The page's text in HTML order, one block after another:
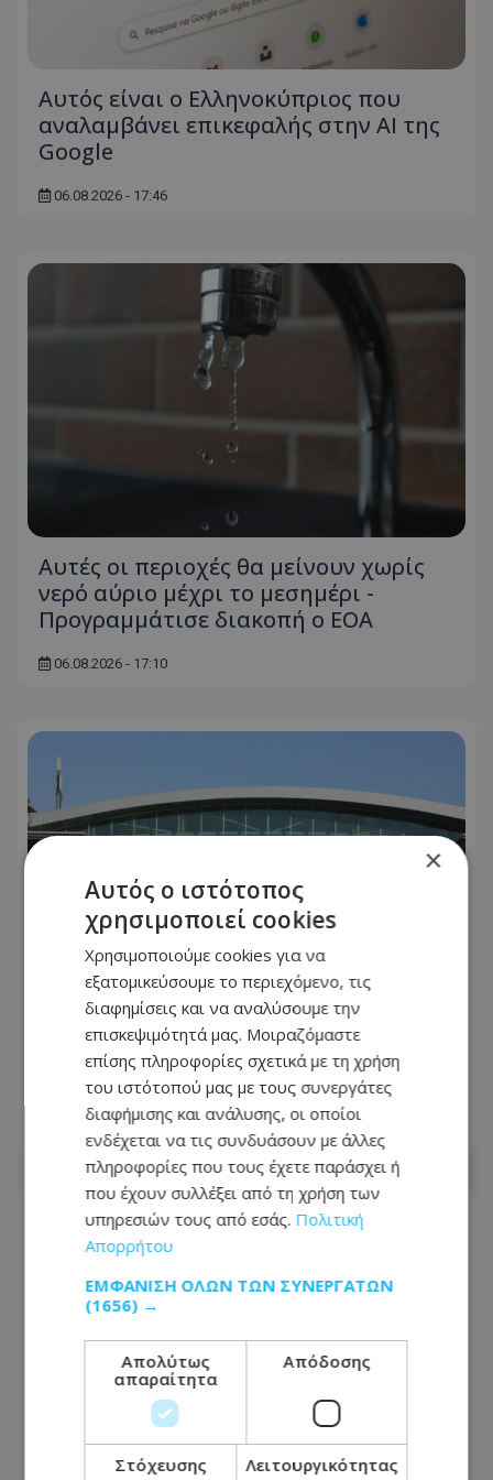
Αυτός είναι ο Ελληνοκύπριος που
αναλαμβάνει επικεφαλής στην ΑΙ της
Google
06.08.2026 - 17:46
Αυτές οι περιοχές θα μείνουν χωρίς
νερό αύριο μέχρι το μεσημέρι -
Προγραμμάτισε διακοπή ο ΕΟΑ
06.08.2026 - 17:10
Τέλος στην ταλαιπωρία: Ανοίγει ξανά
η οδική πρόσβαση στις αφίξεις του
Αεροδρομίου Λάρνακας
06.08.2026 - 17:01
×
Αυτός ο ιστότοπος
χρησιμοποιεί cookies
Χρησιμοποιούμε cookies για να
εξατομικεύσουμε το περιεχόμενο, τις
διαφημίσεις και να αναλύσουμε την
επισκεψιμότητά μας. Μοιραζόμαστε
επίσης πληροφορίες σχετικά με τη χρήση
του ιστότοπού μας με τους συνεργάτες
διαφήμισης και ανάλυσης, οι οποίοι
ενδέχεται να τις συνδυάσουν με άλλες
πληροφορίες που τους έχετε παράσχει ή
που έχουν συλλέξει από τη χρήση των
υπηρεσιών τους από εσάς. Πολιτική
Απορρήτου
ΕΜΦΆΝΙΣΗ ΌΛΩΝ ΤΩΝ ΣΥΝΕΡΓΑΤΏΝ
(1656) →
Απολύτως
απαραίτητα
Απόδοσης
Στόχευσης Λειτουργικότητας